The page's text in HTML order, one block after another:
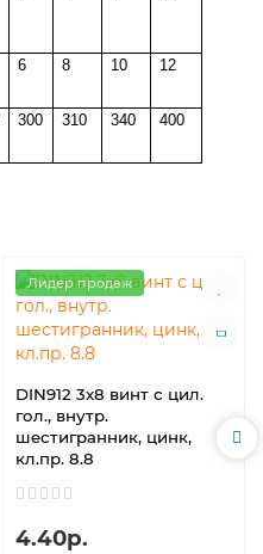
6 8 10 12
300 310 340 400
Лидер продаж
DIN912 3х8 винт с цил.
гол., внутр.
шестигранник, цинк,
кл.пр. 8.8
4.40р.